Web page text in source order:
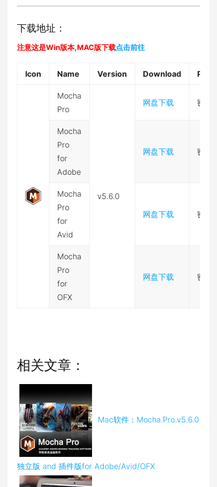
下载地址：
注意这是Win版本,MAC版下载点击前往
Icon Name Version Download
Mocha
Pro
v5.6.0
网盘下载 密码
Mocha
Pro
for
Adobe
网盘下载 密码
Mocha
Pro
for
Avid
网盘下载 密码
Mocha
Pro
for
OFX
网盘下载 密码
相关文章：
Mac软件：Mocha.Pro.v5.6.0
独立版 and 插件版for Adobe/Avid/OFX